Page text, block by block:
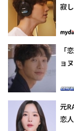
寂
「
ョ
元
恋